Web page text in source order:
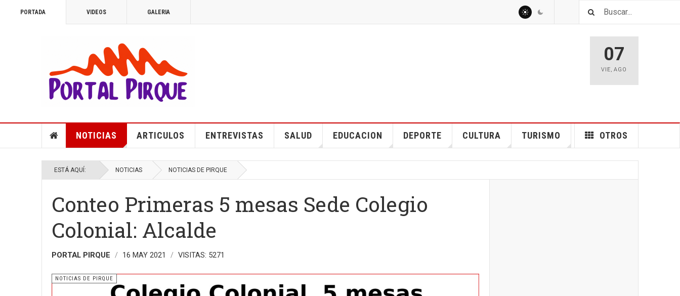
PORTADA VIDEOS GALERIA
07
VIE,AGO
NOTICIAS ARTICULOS ENTREVISTAS SALUD EDUCACION DEPORTE CULTURA TURISMO OTROS
ESTÁ AQUÍ: NOTICIAS NOTICIAS DE PIRQUE
Conteo Primeras 5 mesas Sede Colegio
Colonial: Alcalde
PORTAL PIRQUE 16 MAY 2021 VISITAS: 5271
NOTICIAS DE PIRQUE